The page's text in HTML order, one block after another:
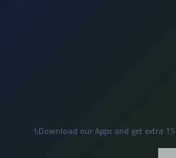
Download our Apps and get extra